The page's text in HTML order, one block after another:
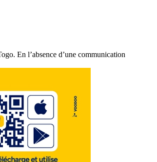
En l’absence d’une communication